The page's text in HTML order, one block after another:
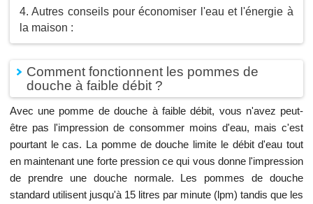
Autres conseils pour économiser l'eau et l'énergie à
la maison :
Comment fonctionnent les pommes de
douche à faible débit ?
Avec une pomme de douche à faible débit, vous n'avez peut-
être pas l'impression de consommer moins d'eau, mais c'est
pourtant le cas. La pomme de douche limite le débit d'eau tout
en maintenant une forte pression ce qui vous donne l'impression
de prendre une douche normale. Les pommes de douche
standard utilisent jusqu'à 15 litres par minute (lpm) tandis que les